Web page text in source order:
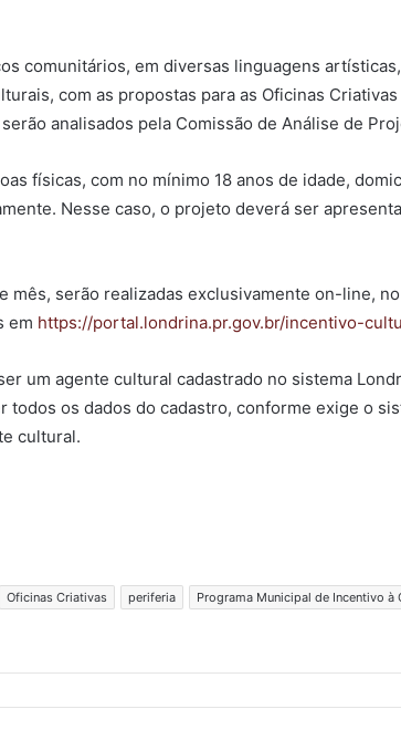
comunitários, em diversas linguagens
com as propostas para as Oficinas
analisados pela Comissão de Análise de
físicas, com no mínimo 18 anos de idade,
Nesse caso, o projeto deverá ser
serão realizadas exclusivamente on-line,
em https://portal.londrina.pr.gov.br/incentivo-
um agente cultural cadastrado no sistema
todos os dados do cadastro, conforme exige o
cultural.
Oficinas Criativas periferia Programa Municipal de Incentivo à